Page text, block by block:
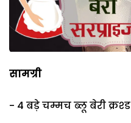
सामग्री
- 4 बड़े चम्मच ब्लू बेरी क्रश्ड